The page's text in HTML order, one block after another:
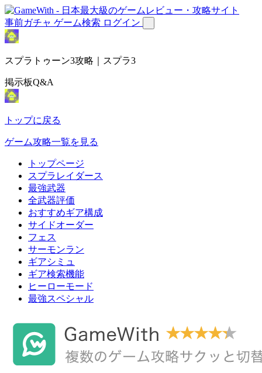
事前ガチャ ゲーム検索 ログイン
スプラトゥーン3攻略｜スプラ3
掲示板Q&A
トップに戻る
ゲーム攻略一覧を見る
トップページ
スプラレイダース
最強武器
全武器評価
おすすめギア構成
サイドオーダー
フェス
サーモンラン
ギアシミュ
ギア検索機能
ヒーローモード
最強スペシャル